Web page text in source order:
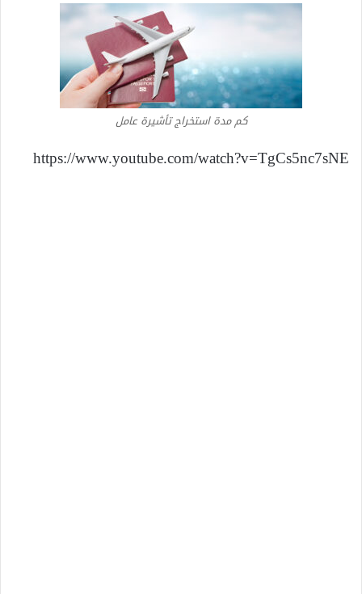
كم مدة استخراج تأشيرة عامل
https://www.youtube.com/watch?v=TgCs5nc7sNE